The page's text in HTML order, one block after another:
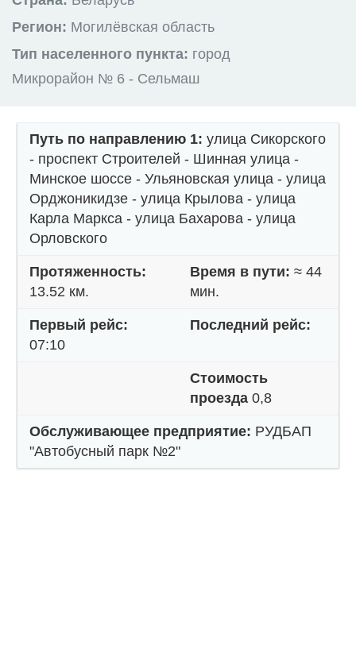
Регион: Могилёвская область
Тип населенного пункта: город
Микрорайон № 6 - Сельмаш
Путь по направлению 1: улица Сикорского
- проспект Строителей - Шинная улица -
Минское шоссе - Ульяновская улица - улица
Орджоникидзе - улица Крылова - улица
Карла Маркса - улица Бахарова - улица
Орловского
Протяженность:
13.52 км.
Время в пути: ≈ 44
мин.
Первый рейс:
07:10
Последний рейс:
Стоимость
проезда 0,8
Обслуживающее предприятие: РУДБАП
"Автобусный парк №2"